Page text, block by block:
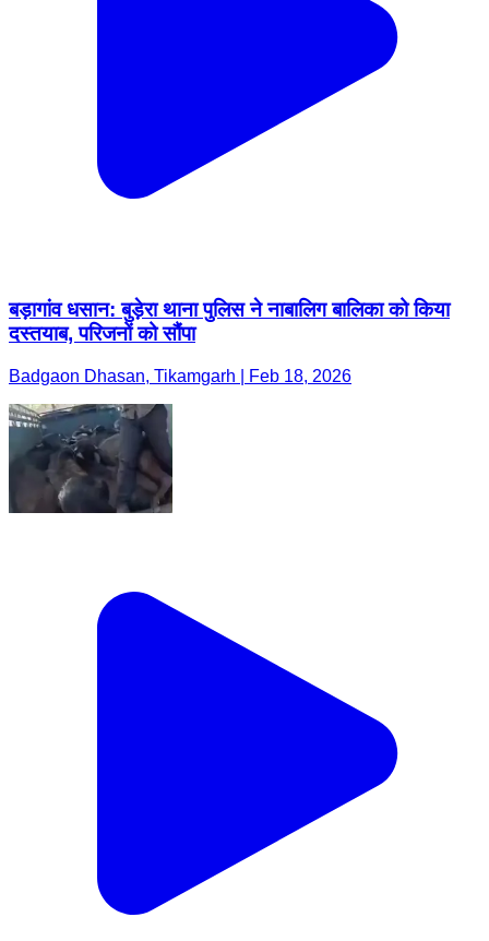
बड़ागांव धसान: बुड़ेरा थाना पुलिस ने नाबालिग बालिका को किया
दस्तयाब, परिजनों को सौंपा
Badgaon Dhasan, Tikamgarh | Feb 18, 2026